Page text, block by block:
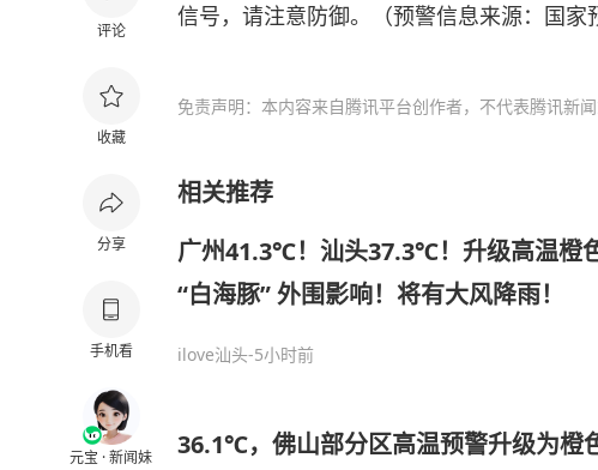
评论
收藏
分享
手机看
元宝 · 新闻妹
信号，请注意防御。（预警信息来源：国家
免责声明：本内容来自腾讯平台创作者，不代表腾讯新闻
相关推荐
广州41.3℃！汕头37.3℃！升级高温橙
“白海豚” 外围影响！将有大风降雨！
ilove汕头-5小时前
36.1℃，佛山部分区高温预警升级为橙